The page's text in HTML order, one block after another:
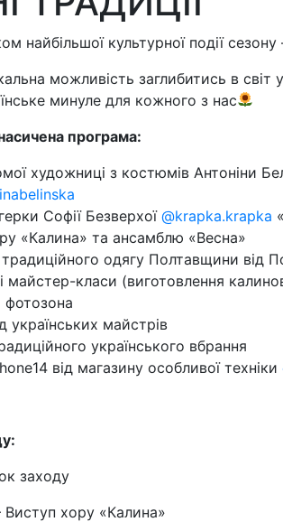
найбільшої культурної події
можливість заглибитись в
минуле для кожного з нас
програма:
художниці з костюмів Антоніни
Софії Безверхої@krapka.krapka
«Калина» та ансамблю «Весна»
одягу Полтавщини від
майстер-класи (виготовлення
фотозона
українських майстрів
українського вбрання
від магазину особливої техніки
заходу
Виступ хору «Калина»